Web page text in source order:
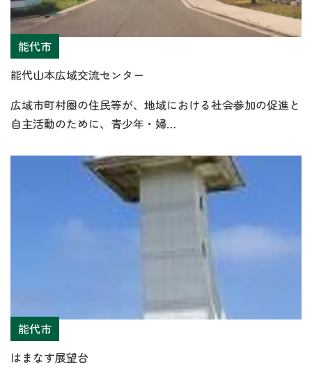
能代市
能代山本広域交流センター
広域市町村圏の住民等が、地域における社会参加の促進と
自主活動のために、青少年・婦…
能代市
はまなす展望台